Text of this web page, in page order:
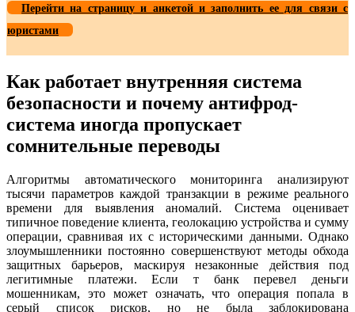
Перейти на страницу и анкетой и заполнить ее для связи с
юристами
Как работает внутренняя система
безопасности и почему антифрод-
система иногда пропускает
сомнительные переводы
Алгоритмы автоматического мониторинга анализируют
тысячи параметров каждой транзакции в режиме реального
времени для выявления аномалий. Система оценивает
типичное поведение клиента, геолокацию устройства и сумму
операции, сравнивая их с историческими данными. Однако
злоумышленники постоянно совершенствуют методы обхода
защитных барьеров, маскируя незаконные действия под
легитимные платежи. Если т банк перевел деньги
мошенникам, это может означать, что операция попала в
серый список рисков, но не была заблокирована